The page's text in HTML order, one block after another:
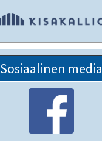
Sosiaalinen media